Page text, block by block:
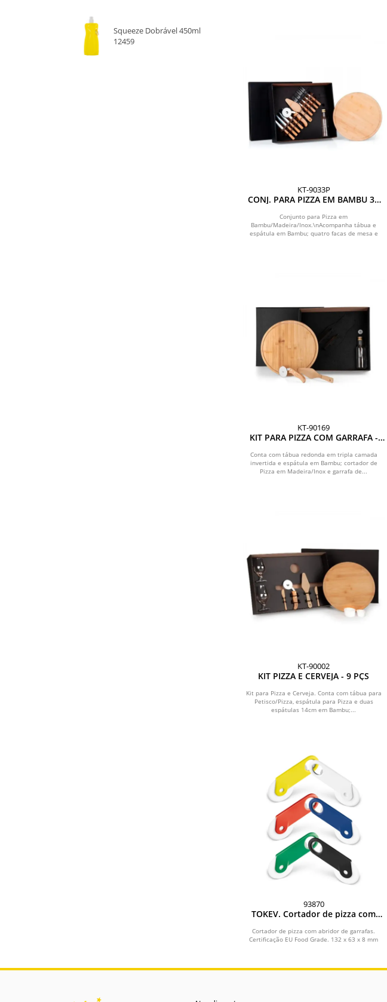
Squeeze Dobrável 450ml
12459
KT-9033P
CONJ. PARA PIZZA EM BAMBU 35
Conjunto para Pizza em
Bambu/Madeira/Inox.\nAcompanha tábua e
espátula em Bambu; quatro facas de mesa e
KT-90169
KIT PARA PIZZA COM GARRAFA -
Conta com tábua redonda em tripla camada
invertida e espátula em Bambu; cortador de
Pizza em Madeira/Inox e garrafa de...
KT-90002
KIT PIZZA E CERVEJA - 9 PÇS
Kit para Pizza e Cerveja. Conta com tábua para
Petisco/Pizza, espátula para Pizza e duas
espátulas 14cm em Bambu;...
93870
TOKEV. Cortador de pizza com
Cortador de pizza com abridor de garrafas.
Certificação EU Food Grade. 132 x 63 x 8 mm